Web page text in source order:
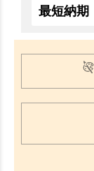
最短納期